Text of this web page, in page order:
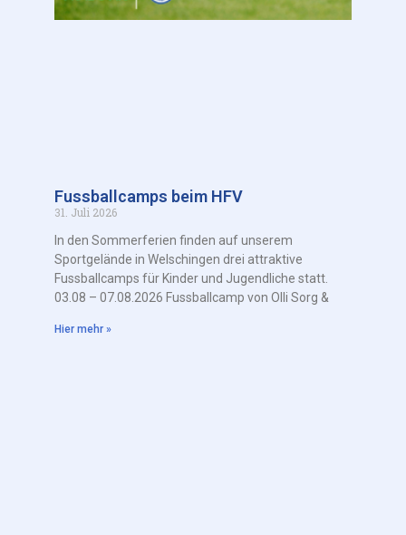
Fussballcamps beim HFV
31. Juli 2026
In den Sommerferien finden auf unserem
Sportgelände in Welschingen drei attraktive
Fussballcamps für Kinder und Jugendliche statt.
03.08 – 07.08.2026 Fussballcamp von Olli Sorg &
Hier mehr »